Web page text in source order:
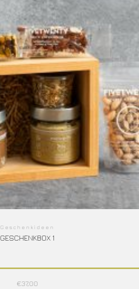
Geschenkideen
GESCHENKBOX 1
€37,00